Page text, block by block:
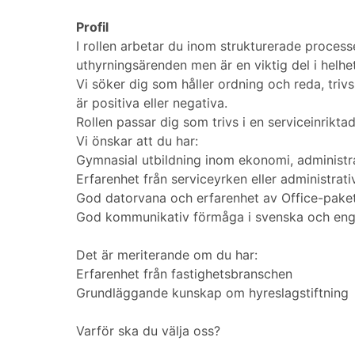
Profil
I rollen arbetar du inom strukturerade
uthyrningsärenden men är en viktig del i
Vi söker dig som håller ordning och reda,
är positiva eller negativa.
Rollen passar dig som trivs i en
Vi önskar att du har:
Gymnasial utbildning inom ekonomi,
Erfarenhet från serviceyrken eller
God datorvana och erfarenhet av Office-
God kommunikativ förmåga i svenska och
Det är meriterande om du har:
Erfarenhet från fastighetsbranschen
Grundläggande kunskap om hyreslagstiftning
Varför ska du välja oss?